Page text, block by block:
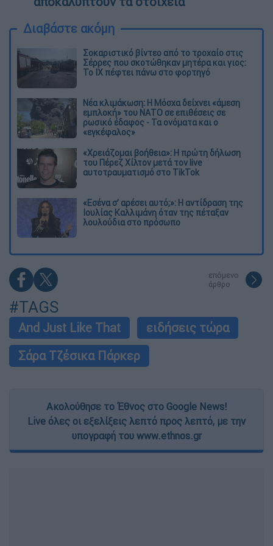
Διαβάστε ακόμη
Σοκαριστικό βίντεο από το τροχαίο στις
Σέρρες που σκοτώθηκαν μητέρα και γιος:
Το ΙΧ πέφτει πάνω στο φορτηγό
Νέα κλιμάκωση: Η Μόσχα δείχνει «άμεση
εμπλοκή» του ΝΑΤΟ σε επιθέσεις σε
ρωσικό έδαφος - Τα ονόματα και ο
«εγκέφαλος»
«Χρειάζομαι βοήθεια»: Η πρώτη δήλωση
του Πέρεζ Χίλτον μετά τον live
αυτοτραυματισμό στο TikTok
«Εσένα σ’ αρέσει αυτό;»: Η αντίδραση της
Ιουλίας Καλλιμάνη όταν της πέταξαν
λουλούδια στο πρόσωπο
επόμενο
άρθρο
#TAGS
And Just Like That
ειδήσεις τώρα
Σάρα Τζέσικα Πάρκερ
Ακολούθησε το Έθνος στο Google News!
Live όλες οι εξελίξεις λεπτό προς λεπτό, με την
υπογραφή του www.ethnos.gr